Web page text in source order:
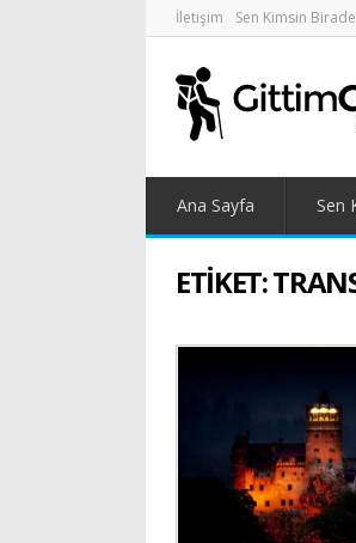
İletişim Sen Kimsin
Ana Sayfa Sen
ETIKET: